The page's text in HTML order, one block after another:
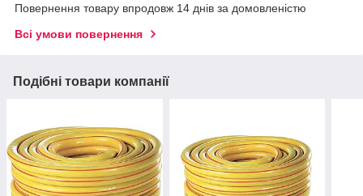
Повернення товару впродовж 14 днів за домовленістю
Всі умови повернення
Подібні товари компанії